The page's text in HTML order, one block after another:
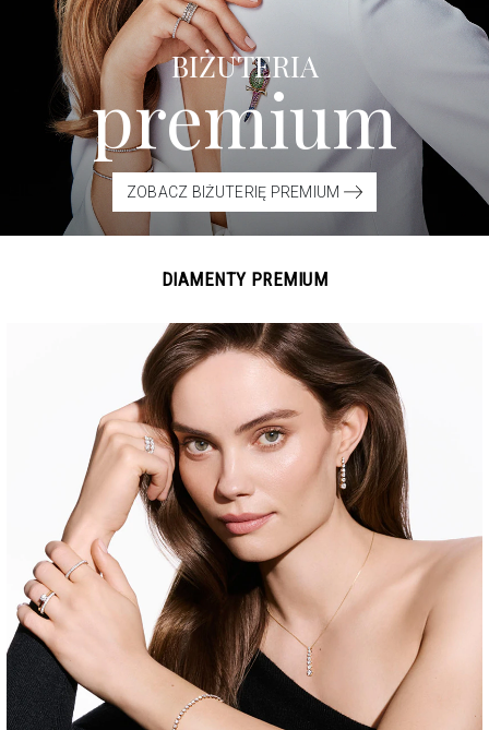
BIŻUTERIA
premium
ZOBACZ BIŻUTERIĘ PREMIUM
DIAMENTY PREMIUM